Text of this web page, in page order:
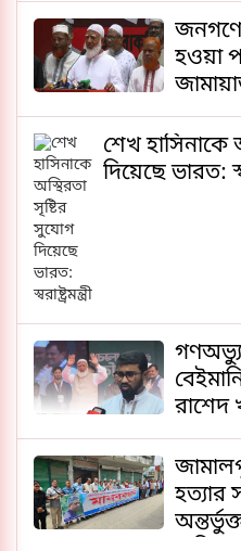
হওয়া
শেখ হাসিনাকে
দিয়েছে ভারত:
রাশেদ
হত্যার